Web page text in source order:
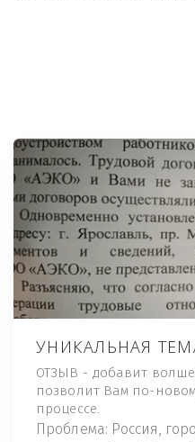
УНИКАЛЬНАЯ
ОТЗЫВ - добавит
позволит Вам по-
процессе.
Проблема: Россия,